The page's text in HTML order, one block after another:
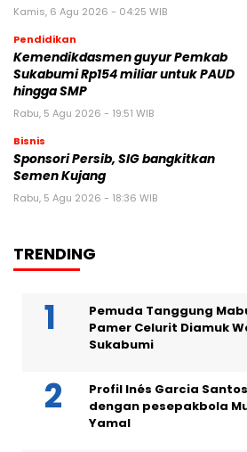
Kamis, 6 Agu 2026 - 04:25 WIB
Pendidikan
Kemendikdasmen guyur Pemkab
Sukabumi Rp154 miliar untuk PAUD
hingga SMP
Rabu, 5 Agu 2026 - 19:51 WIB
Bisnis
Sponsori Persib, SIG bangkitkan
Semen Kujang
Rabu, 5 Agu 2026 - 18:36 WIB
TRENDING
Pemuda Tanggung
Pamer Celurit Diamuk
Sukabumi
Profil Inés Garcia
dengan pesepakbola
Yamal